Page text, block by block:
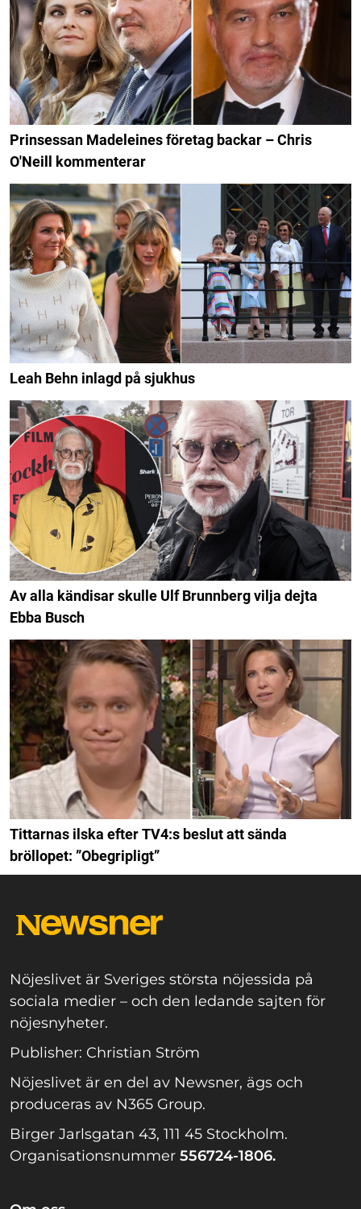
Prinsessan Madeleines företag backar – Chris
O'Neill kommenterar
Leah Behn inlagd på sjukhus
Av alla kändisar skulle Ulf Brunnberg vilja dejta
Ebba Busch
Tittarnas ilska efter TV4:s beslut att sända
bröllopet: ”Obegripligt”
Nöjeslivet är Sveriges största nöjessida på
sociala medier – och den ledande sajten för
nöjesnyheter.
Publisher: Christian Ström
Nöjeslivet är en del av Newsner, ägs och
produceras av N365 Group.
Birger Jarlsgatan 43, 111 45 Stockholm.
Organisationsnummer 556724-1806.